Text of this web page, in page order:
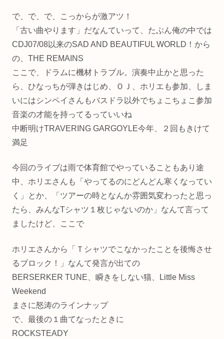
で、で、で、こっからが激アツ！
「古い曲やります」だなんていって、たぶん俺の中では
CDJ07/08以来のSAD AND BEAUTIFUL WORLD！から
の、THE REMAINS
ここで、ドラムに機材トラブル。演奏中止かと思った
ら、ひなっちが弾きはじめ、ＯＪ、ホリエも参加、しま
いにはシンペイさんもバスドラ以外でちょこちょこ参加
音楽の才能を持ってるっていいね
中断明けTRAVERING GARGOYLE今年、２回もきけて
満足
今回のライブは雨で体育館でやっていることもあり途
中、ホリエさんも「やってるのにどんどん寒くなってい
く」とか、「ツアーの時となんか雰囲気変わったと思っ
たら、みんなTシャツ１枚じゃないのか」なんて言って
ましたけど、ここで
ホリエさんから「Ｔシャツでこなかったことを後悔させ
るブロック！」なんて発言が出ての
BERSERKER TUNE、瞬きをしない猫、Little Miss
Weekend
まさに怒涛のラインナップ
で、最後の１曲てなったときに
ROCKSTEADY